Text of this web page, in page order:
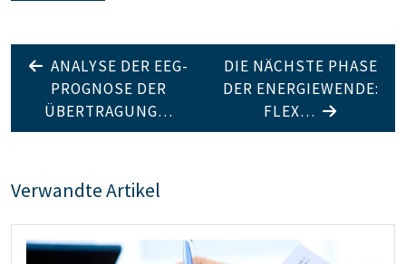
ANALYSE DER EEG-
PROGNOSE DER
ÜBERTRAGUNG…
DIE NÄCHSTE PHASE
DER ENERGIEWENDE:
FLEX…
Verwandte Artikel